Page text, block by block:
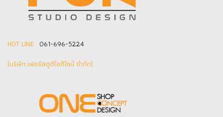
HOT LINE : 061-696-5224
(บริษัท เฟอร์สตูดิโอดีไซน์ จำกัด]